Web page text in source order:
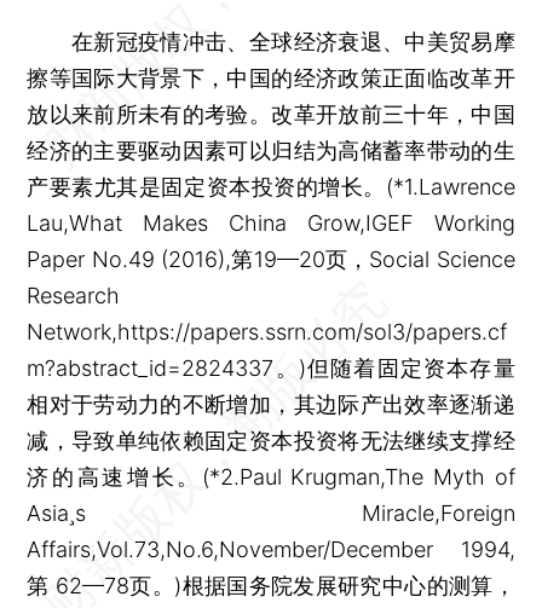
在新冠疫情冲击、全球经济衰退、中美贸易摩
擦等国际大背景下，中国的经济政策正面临改革开
放以来前所未有的考验。改革开放前三十年，中国
经济的主要驱动因素可以归结为高储蓄率带动的生
产要素尤其是固定资本投资的增长。(*1.Lawrence
Lau,What Makes China Grow,IGEF Working
Paper No.49 (2016),第19—20页，Social Science
Research
Network,https://papers.ssrn.com/sol3/papers.cf
m?abstract_id=2824337。)但随着固定资本存量
相对于劳动力的不断增加，其边际产出效率逐渐递
减，导致单纯依赖固定资本投资将无法继续支撑经
济的高速增长。(*2.Paul Krugman,The Myth of
Asias Miracle,Foreign
Affairs,Vol.73,No.6,November/December 1994,
第 62—78页。)根据国务院发展研究中心的测算，